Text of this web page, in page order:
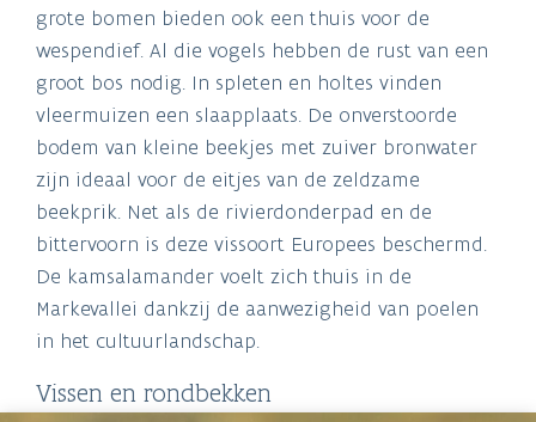
grote bomen bieden ook een thuis voor de
wespendief. Al die vogels hebben de rust van een
groot bos nodig. In spleten en holtes vinden
vleermuizen een slaapplaats. De onverstoorde
bodem van kleine beekjes met zuiver bronwater
zijn ideaal voor de eitjes van de zeldzame
beekprik. Net als de rivierdonderpad en de
bittervoorn is deze vissoort Europees beschermd.
De kamsalamander voelt zich thuis in de
Markevallei dankzij de aanwezigheid van poelen
in het cultuurlandschap.
Vissen en rondbekken